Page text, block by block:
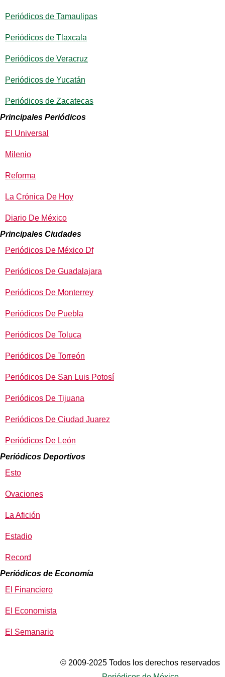
Periódicos de Tamaulipas
Periódicos de Tlaxcala
Periódicos de Veracruz
Periódicos de Yucatán
Periódicos de Zacatecas
Principales Periódicos
El Universal
Milenio
Reforma
La Crónica De Hoy
Diario De México
Principales Ciudades
Periódicos De México Df
Periódicos De Guadalajara
Periódicos De Monterrey
Periódicos De Puebla
Periódicos De Toluca
Periódicos De Torreón
Periódicos De San Luis Potosí
Periódicos De Tijuana
Periódicos De Ciudad Juarez
Periódicos De León
Periódicos Deportivos
Esto
Ovaciones
La Afición
Estadio
Record
Periódicos de Economía
El Financiero
El Economista
El Semanario
© 2009-2025 Todos los derechos reservados